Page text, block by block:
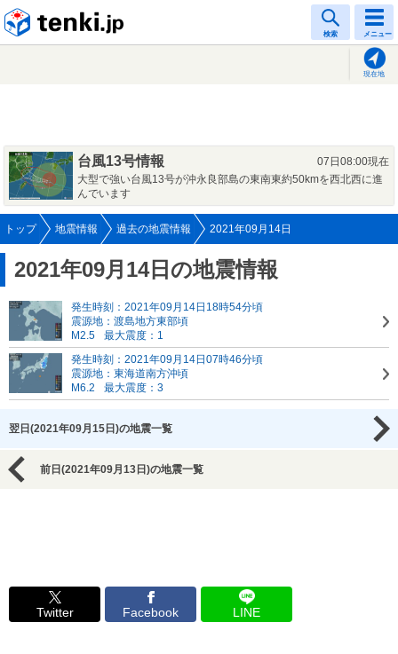
検索 メニュー
現在地
台風13号情報
07日08:00現在
大型で強い台風13号が沖永良部島の東南東約50kmを西北西に進
んでいます
トップ 地震情報 過去の地震情報 2021年09月14日
2021年09月14日の地震情報
発生時刻：2021年09月14日18時54分頃
震源地：渡島地方東部頃
M2.5
最大震度：1
発生時刻：2021年09月14日07時46分頃
震源地：東海道南方沖頃
M6.2
最大震度：3
翌日(2021年09月15日)の地震一覧
前日(2021年09月13日)の地震一覧
Twitter Facebook LINE